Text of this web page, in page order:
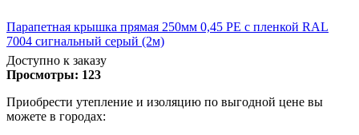
Парапетная крышка прямая 250мм 0,45 PE с пленкой RAL
7004 сигнальный серый (2м)
Доступно к заказу
Просмотры: 123
Приобрести утепление и изоляцию по выгодной цене вы
можете в городах: